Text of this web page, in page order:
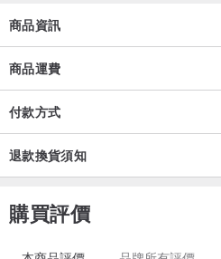
商品資訊
商品運費
付款方式
退款換貨須知
購買評價